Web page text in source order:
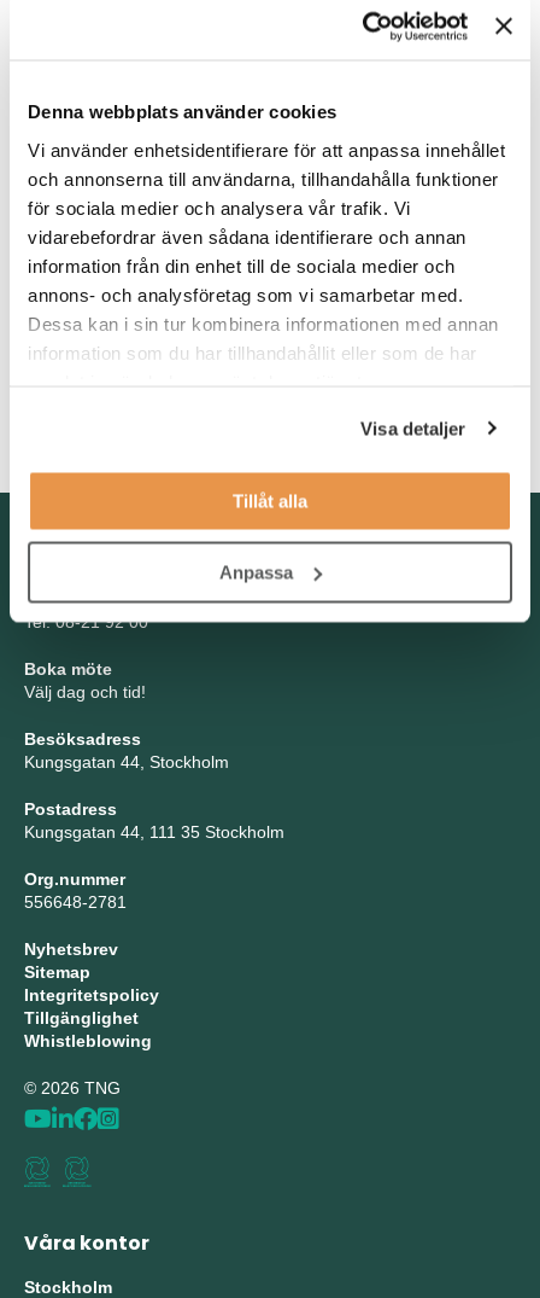
Denna webbplats använder cookies
Vi använder enhetsidentifierare för att anpassa innehållet
och annonserna till användarna, tillhandahålla funktioner
för sociala medier och analysera vår trafik. Vi
vidarebefordrar även sådana identifierare och annan
information från din enhet till de sociala medier och
annons- och analysföretag som vi samarbetar med.
Dessa kan i sin tur kombinera informationen med annan
information som du har tillhandahållit eller som de har
Visa detaljer
Tillåt alla
Anpassa
får en viktig roll i att skapa stabilitet och kontinuitet.
Vi söker dig som har erfarenhet av arbete inom ekonomi,
exempelvis som senior ekonomiassistent eller
redovisningsekonom, och som är trygg i hela flödet kring
kundreskontra. Du har god systemvana, gärna från SAP, och
känner dig bekväm med att arbeta i en miljö där vissa moment
är manuella. Har du erfarenhet av löneadministration är det
Som person är du självgående, strukturerad och
lösningsorienterad. Du trivs i en roll där du får ta ansvar,
Kontakta oss
info@tng.se
Tel: 08-21 92 00
Boka möte
Välj dag och tid!
Besöksadress
Kungsgatan 44, Stockholm
Postadress
Kungsgatan 44, 111 35 Stockholm
Org.nummer
556648-2781
Nyhetsbrev
Sitemap
Integritetspolicy
Tillgänglighet
Whistleblowing
© 2026 TNG
Våra kontor
Stockholm